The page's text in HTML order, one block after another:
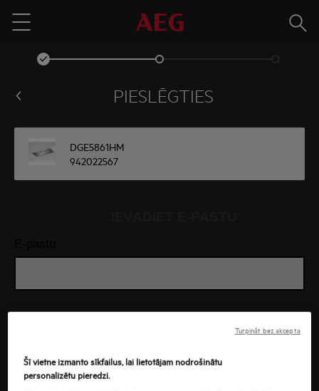
Menu
PIESLĒGTIES
DGE5861HM
942022567
Lai uzzinātu, kā mēs apstrādājam jūsu personas
datus, lūdzu, iepazīstieties ar mūsu
Šī vietne izmanto sīkfailus, lai lietotājam nodrošinātu
personalizētu pieredzi.
Turpināt bez akcepta